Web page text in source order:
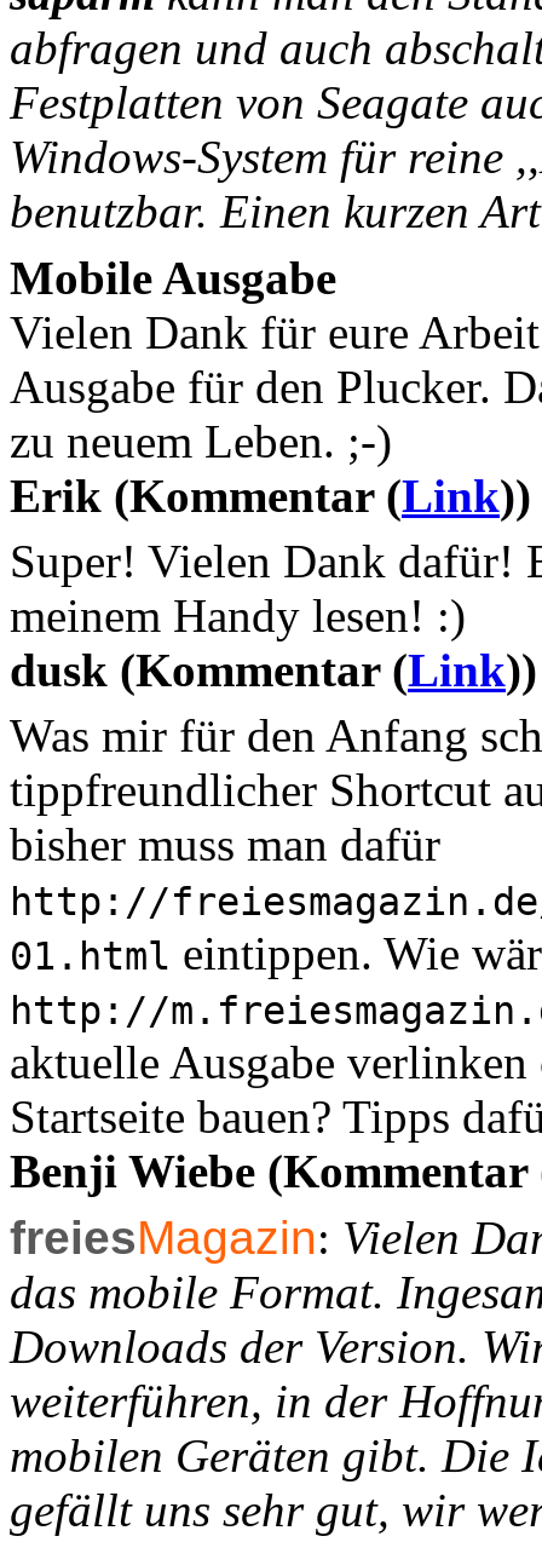
abfragen und auch
Festplatten von Seagate
Windows-System für reine
benutzbar. Einen kurzen
Mobile Ausgabe
Vielen Dank für eure
Ausgabe für den Plucker.
zu neuem Leben. ;-)
Erik (Kommentar (Link))
Super! Vielen Dank dafür!
meinem Handy lesen! :)
dusk (Kommentar (Link))
Was mir für den Anfang
tippfreundlicher Shortcut
bisher muss man dafür
http://
01.html eintippen. Wie
http://
aktuelle Ausgabe
Startseite bauen? Tipps
Benji Wiebe (Kommentar
freiesMagazin: Vielen
das mobile Format.
Downloads der Version.
weiterführen, in der
mobilen Geräten gibt. Die
gefällt uns sehr gut, wir